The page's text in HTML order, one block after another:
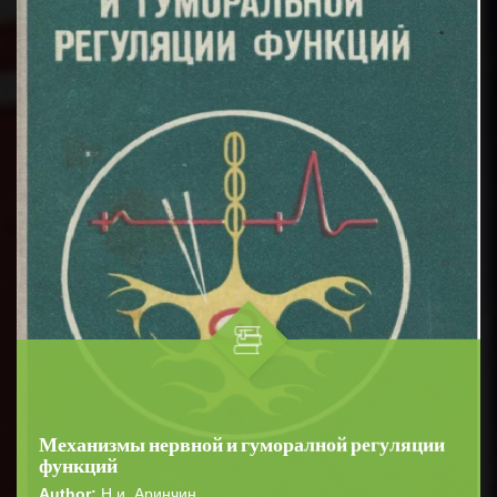
Механизмы нервной и гуморалной регуляции
функций
Author: Н.и. Аринчин